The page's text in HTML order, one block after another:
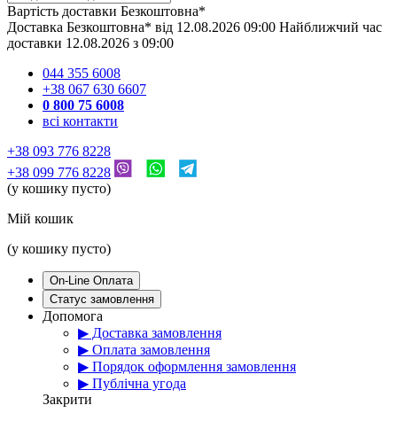
Вартість доставки Безкоштовна*
Доставка Безкоштовна* від 12.08.2026 09:00 Найближчий час
доставки 12.08.2026 з 09:00
044 355 6008
+38 067 630 6607
0 800 75 6008
всі контакти
+38 093 776 8228
+38 099 776 8228
(у кошику пусто)
Мій кошик
(у кошику пусто)
On-Line Оплата
Статус замовлення
Допомога
▶ Доставка замовлення
▶ Оплата замовлення
▶ Порядок оформлення замовлення
▶ Публічна угода
Закрити